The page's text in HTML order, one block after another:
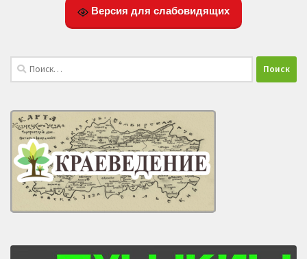
Версия для слабовидящих
Найти: